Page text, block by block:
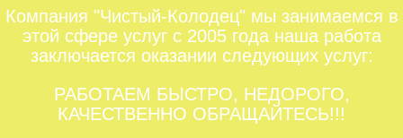
Компания "Чистый-Колодец" мы занимаемся в
этой сфере услуг с 2005 года наша работа
заключается оказании следующих услуг:
РАБОТАЕМ БЫСТРО, НЕДОРОГО,
КАЧЕСТВЕННО ОБРАЩАЙТЕСЬ!!!